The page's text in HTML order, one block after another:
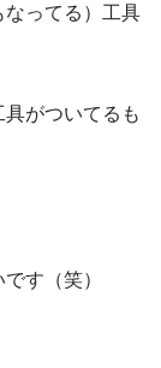
ってる）工具
がついてるも
す（笑）